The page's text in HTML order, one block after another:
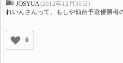
JOSYUA(2012年12月30日)
れいんさんって、もしや仙台予選優勝
0